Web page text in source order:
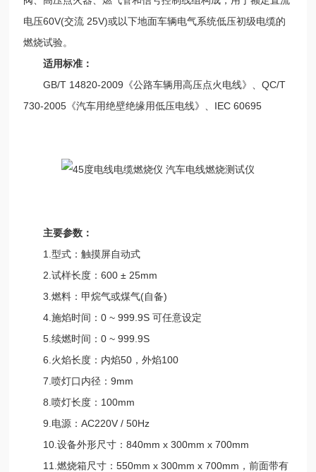
电压60V(交流 25V)或以下地面车辆电气系统低压初级电缆的
燃烧试验。
适用标准：
GB/T 14820-2009《公路车辆用高压点火电线》、QC/T
730-2005《汽车用绝壁绝缘用低压电线》、IEC 60695
主要参数：
1.型式：触摸屏自动式
2.试样长度：600 ± 25mm
3.燃料：甲烷气或煤气(自备)
4.施焰时间：0 ~ 999.9S 可任意设定
5.续燃时间：0 ~ 999.9S
6.火焰长度：内焰50，外焰100
7.喷灯口内径：9mm
8.喷灯长度：100mm
9.电源：AC220V / 50Hz
10.设备外形尺寸：840mm x 300mm x 700mm
11.燃烧箱尺寸：550mm x 300mm x 700mm，前面带有